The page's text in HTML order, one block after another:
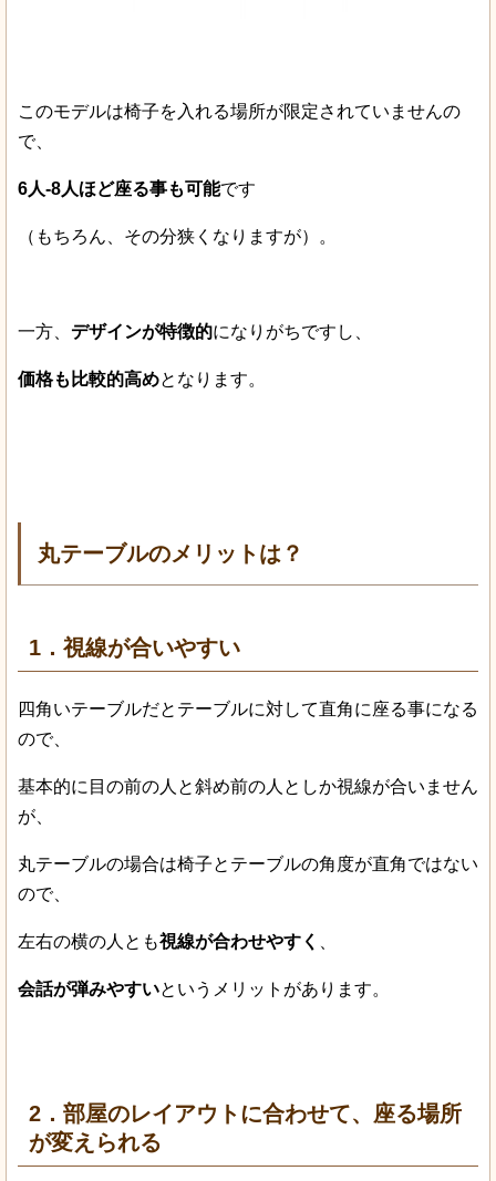
このモデルは椅子を入れる場所が限定されていませんの
で、
6人-8人ほど座る事も可能です
（もちろん、その分狭くなりますが）。
一方、 デザインが特徴的になりがちですし、
価格も比較的高めとなります。
丸テーブルのメリットは？
1．視線が合いやすい
四角いテーブルだとテーブルに対して直角に座る事になる
ので、
基本的に目の前の人と斜め前の人としか視線が合いません
が、
丸テーブルの場合は椅子とテーブルの角度が直角ではない
ので、
左右の横の人とも視線が合わせやすく
会話が弾みやすいというメリットがあります。
2．部屋のレイアウトに合わせて、座る場所
が変えられる